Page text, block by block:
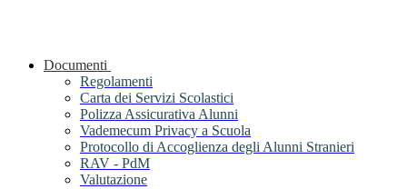
Documenti
Regolamenti
Carta dei Servizi Scolastici
Polizza Assicurativa Alunni
Vademecum Privacy a Scuola
Protocollo di Accoglienza degli Alunni Stranieri
RAV - PdM
Valutazione